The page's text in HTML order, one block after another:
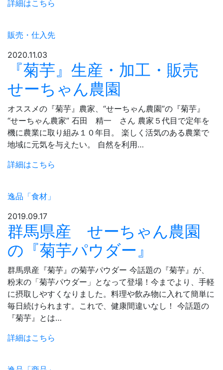
詳細はこちら
販売・仕入先
2020.11.03
『菊芋』生産・加工・販売
せーちゃん農園
オススメの『菊芋』農家、“せーちゃん農園”の『菊芋』
“せーちゃん農家” 石田 精一 さん 農家５代目で定年を
機に農業に取り組み１０年目。 楽しく活気のある農業で
地域に元気を与えたい。 自然を利用…
詳細はこちら
逸品「食材」
2019.09.17
群馬県産 せーちゃん農園
の『菊芋パウダー』
群馬県産『菊芋』の菊芋パウダー 今話題の『菊芋』が、
粉末の「菊芋パウダー」となって登場！今までより、手軽
に摂取しやすくなりました。料理や飲み物に入れて簡単に
毎日続けられます。これで、健康間違いなし！ 今話題の
『菊芋』とは…
詳細はこちら